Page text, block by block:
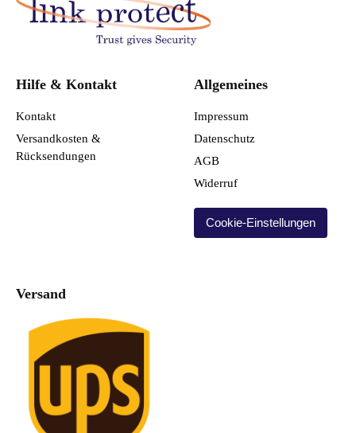
Hilfe & Kontakt
Kontakt
Versandkosten &
Rücksendungen
Allgemeines
Impressum
Datenschutz
AGB
Widerruf
Cookie-Einstellungen
Versand